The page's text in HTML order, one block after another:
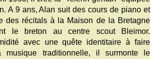
A 9 ans, Alan suit des cours de piano et
des récitals à la Maison de la Bretagne
le breton au centre scout Bleimor.
avec une quête identitaire à faire
musique traditionnelle, il surmonte le